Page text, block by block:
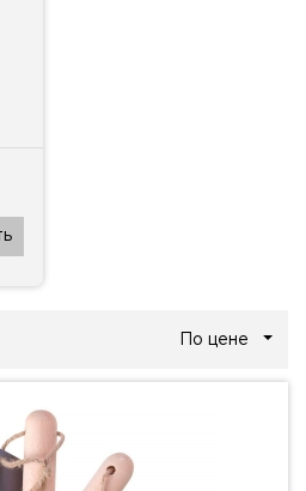
По цене